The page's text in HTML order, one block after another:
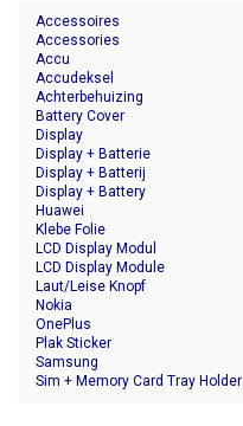
Accessoires
Accessories
Accu
Accudeksel
Achterbehuizing
Battery Cover
Display
Display + Batterie
Display + Batterij
Display + Battery
Huawei
Klebe Folie
LCD Display Modul
LCD Display Module
Laut/Leise Knopf
Nokia
OnePlus
Plak Sticker
Samsung
Sim + Memory Card Tray Holder